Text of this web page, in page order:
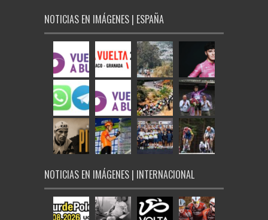
NOTICIAS EN IMÁGENES | ESPAÑA
NOTICIAS EN IMÁGENES | INTERNACIONAL